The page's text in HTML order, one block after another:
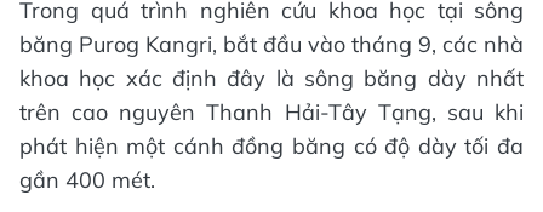
Trong quá trình nghiên cứu khoa học tại sông
băng Purog Kangri, bắt đầu vào tháng 9, các nhà
khoa học xác định đây là sông băng dày nhất
trên cao nguyên Thanh Hải-Tây Tạng, sau khi
phát hiện một cánh đồng băng có độ dày tối đa
gần 400 mét.